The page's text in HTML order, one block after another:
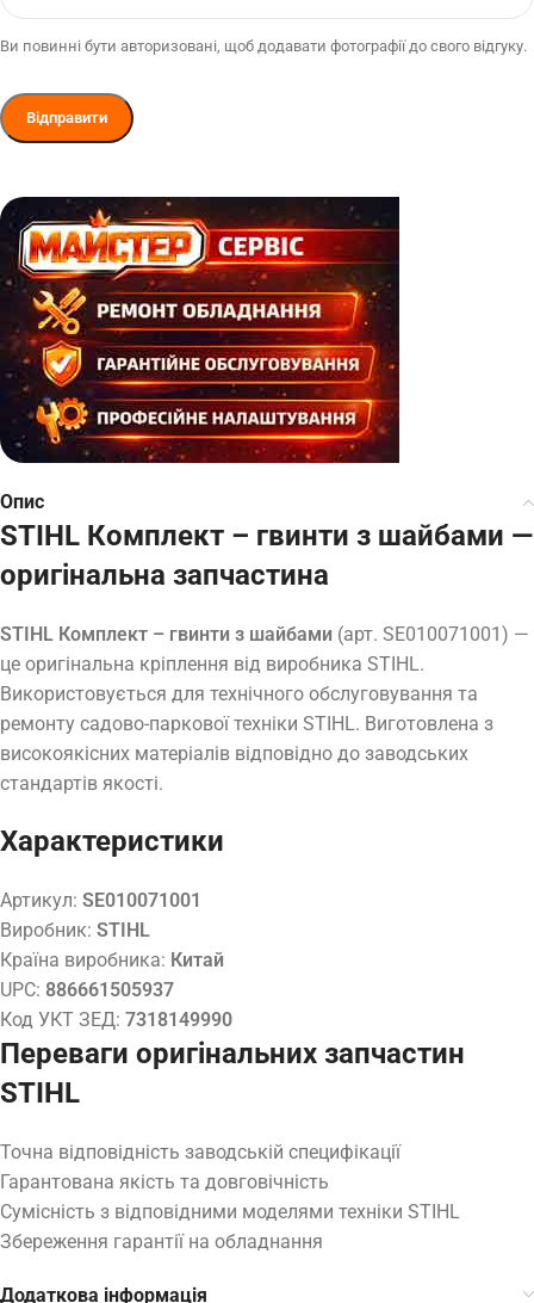
Ви повинні бути авторизовані, щоб додавати фотографії до свого відгуку.
Опис
STIHL Комплект – гвинти з шайбами —
оригінальна запчастина
STIHL Комплект – гвинти з шайбами (арт. SE010071001) —
це оригінальна кріплення від виробника STIHL.
Використовується для технічного обслуговування та
ремонту садово-паркової техніки STIHL. Виготовлена з
високоякісних матеріалів відповідно до заводських
стандартів якості.
Характеристики
Артикул: SE010071001
Виробник: STIHL
Країна виробника: Китай
UPC: 886661505937
Код УКТ ЗЕД: 7318149990
Переваги оригінальних запчастин
STIHL
Точна відповідність заводській специфікації
Гарантована якість та довговічність
Сумісність з відповідними моделями техніки STIHL
Збереження гарантії на обладнання
Додаткова інформація